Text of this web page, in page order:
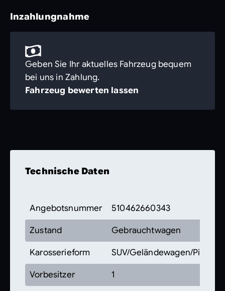
Inzahlungnahme
Geben Sie Ihr aktuelles Fahrzeug bequem
bei uns in Zahlung.
Fahrzeug bewerten lassen
Technische Daten
Angebotsnummer 510462660343
Zustand Gebrauchtwagen
Karosserieform SUV/Geländewagen/Pickup
Vorbesitzer 1